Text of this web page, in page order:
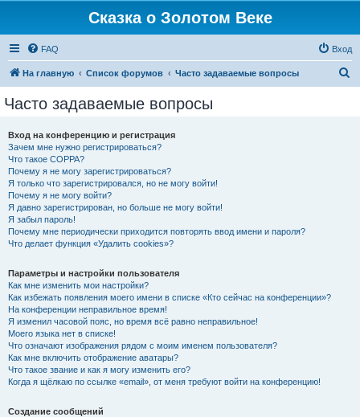
Сказка о Золотом Веке
FAQ Вход
На главную Список форумов Часто задаваемые вопросы
Часто задаваемые вопросы
Вход на конференцию и регистрация
Зачем мне нужно регистрироваться?
Что такое COPPA?
Почему я не могу зарегистрироваться?
Я только что зарегистрировался, но не могу войти!
Почему я не могу войти?
Я давно зарегистрирован, но больше не могу войти!
Я забыл пароль!
Почему мне периодически приходится повторять ввод имени и пароля?
Что делает функция «Удалить cookies»?
Параметры и настройки пользователя
Как мне изменить мои настройки?
Как избежать появления моего имени в списке «Кто сейчас на конференции»?
На конференции неправильное время!
Я изменил часовой пояс, но время всё равно неправильное!
Моего языка нет в списке!
Что означают изображения рядом с моим именем пользователя?
Как мне включить отображение аватары?
Что такое звание и как я могу изменить его?
Когда я щёлкаю по ссылке «email», от меня требуют войти на конференцию!
Создание сообщений